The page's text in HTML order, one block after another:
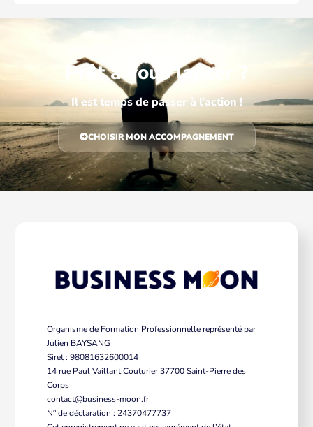
Prêt à vous lancer ?
Il est temps de passer à l'action !
CHOISIR MON ACCOMPAGNEMENT
Organisme de Formation Professionnelle représenté par
Julien BAYSANG
Siret : 98081632600014
14 rue Paul Vaillant Couturier 37700 Saint-Pierre des
Corps
contact@business-moon.fr
N° de déclaration : 24370477737